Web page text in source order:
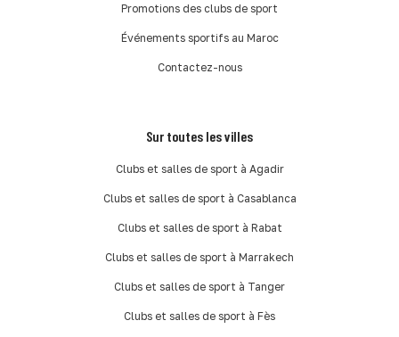
Promotions des clubs de sport
Événements sportifs au Maroc
Contactez-nous
Sur toutes les villes
Clubs et salles de sport à Agadir
Clubs et salles de sport à Casablanca
Clubs et salles de sport à Rabat
Clubs et salles de sport à Marrakech
Clubs et salles de sport à Tanger
Clubs et salles de sport à Fès